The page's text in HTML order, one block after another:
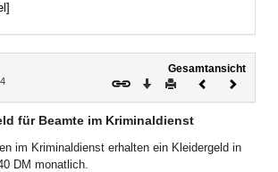
Gesamtansicht
Download
DruckenVorheriges
für Beamte im Kriminaldienst
im Kriminaldienst erhalten ein Kleidergeld in
DM monatlich.